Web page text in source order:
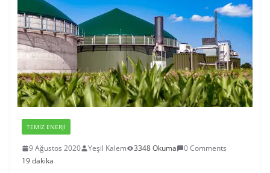
TEMIZ ENERJI
9 Ağustos 2020 Yeşil Kalem 3348 Okuma
0 Comments
19 dakika